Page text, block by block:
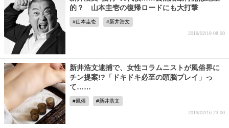
的？ 山本圭壱の復帰ロードにも大打撃
山本圭壱 新井浩文
2019/02/19 08:00
新井浩文逮捕で、女性コラムニストが風俗界に
チン提案!?「ドキドキ必至の頭脳プレイ」っ
て……
風俗 新井浩文
2019/02/16 23:00